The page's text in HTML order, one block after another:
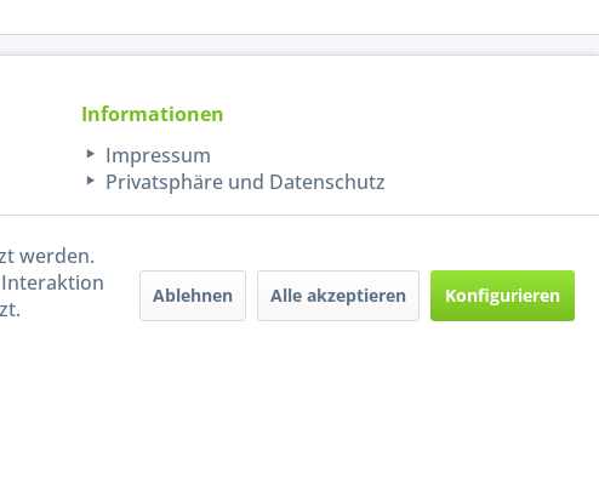
Informationen
Impressum
Privatsphäre und Datenschutz
werden.
Ablehnen Alle akzeptieren Konfigurieren